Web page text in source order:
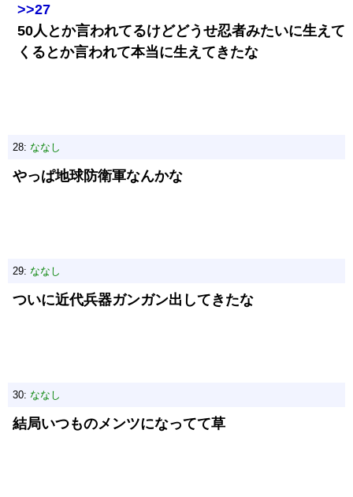
>>27
50人とか言われてるけどどうせ忍者みたいに生えて
くるとか言われて本当に生えてきたな
28: ななし
やっぱ地球防衛軍なんかな
29: ななし
ついに近代兵器ガンガン出してきたな
30: ななし
結局いつものメンツになってて草